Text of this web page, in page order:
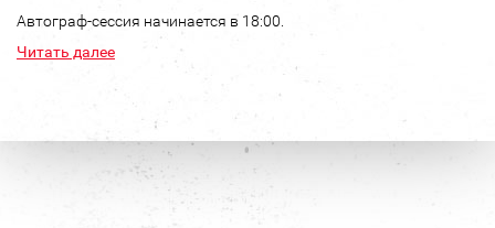
Автограф-сессия начинается в 18:00.
Читать далее